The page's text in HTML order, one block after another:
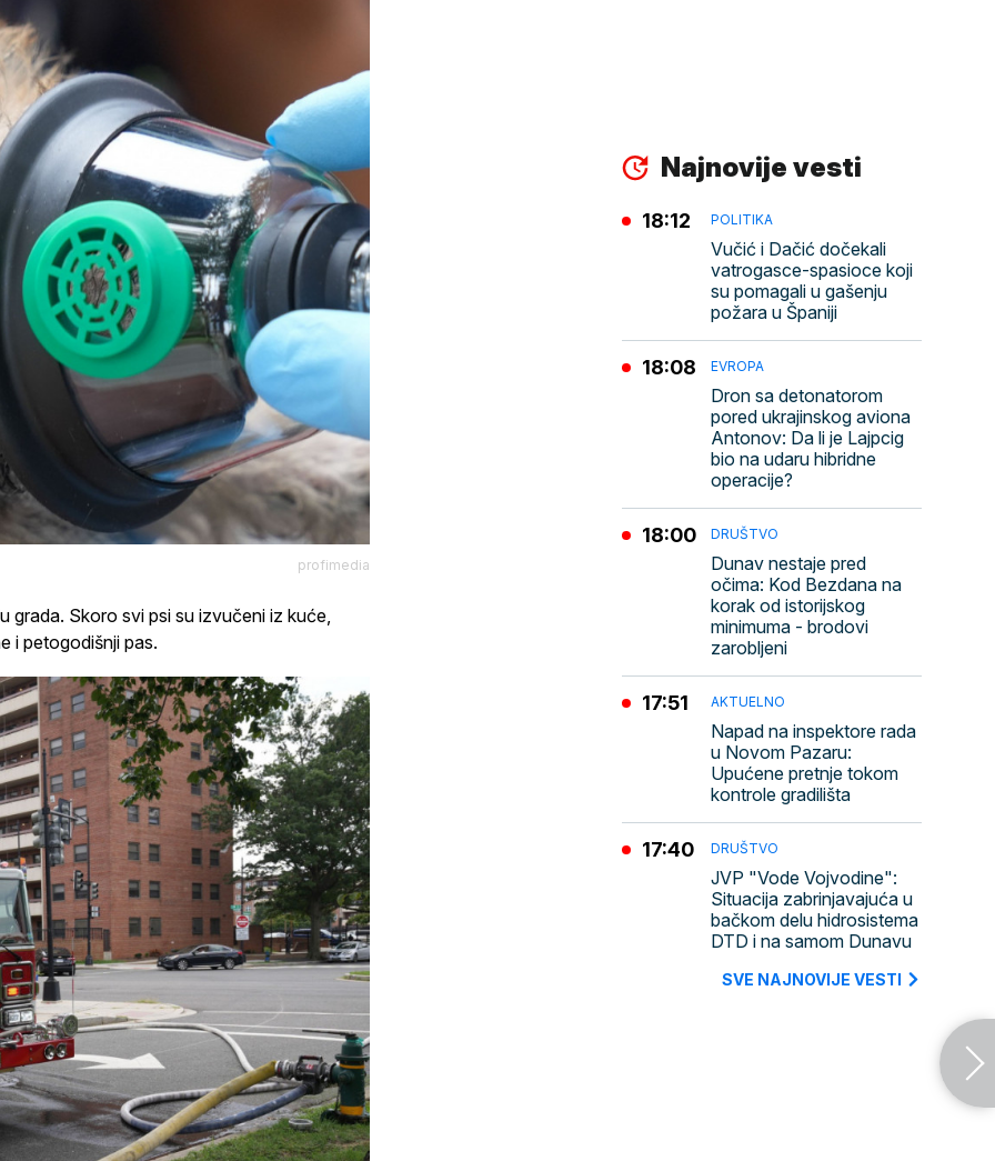
profimedia
grada. Skoro svi psi su izvučeni iz kuće,
i petogodišnji pas.
Najnovije vesti
POLITIKA
Vučić i Dačić dočekali
vatrogasce-spasioce koji
su pomagali u gašenju
požara u Španiji
18:12
EVROPA
Dron sa detonatorom
pored ukrajinskog aviona
Antonov: Da li je Lajpcig
bio na udaru hibridne
operacije?
18:08
DRUŠTVO
Dunav nestaje pred
očima: Kod Bezdana na
korak od istorijskog
minimuma - brodovi
zarobljeni
18:00
AKTUELNO
Napad na inspektore rada
u Novom Pazaru:
Upućene pretnje tokom
kontrole gradilišta
17:51
DRUŠTVO
JVP "Vode Vojvodine":
Situacija zabrinjavajuća u
bačkom delu hidrosistema
DTD i na samom Dunavu
17:40
SVE NAJNOVIJE VESTI